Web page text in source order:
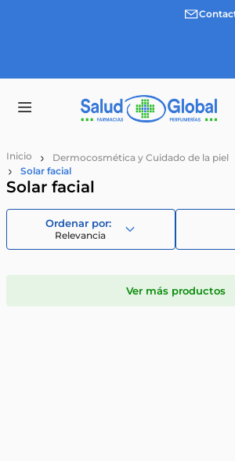
Envíos
3 cuotas
Dermocosmética y Cuidado de la piel
Solar facial
Solar facial
Relevancia